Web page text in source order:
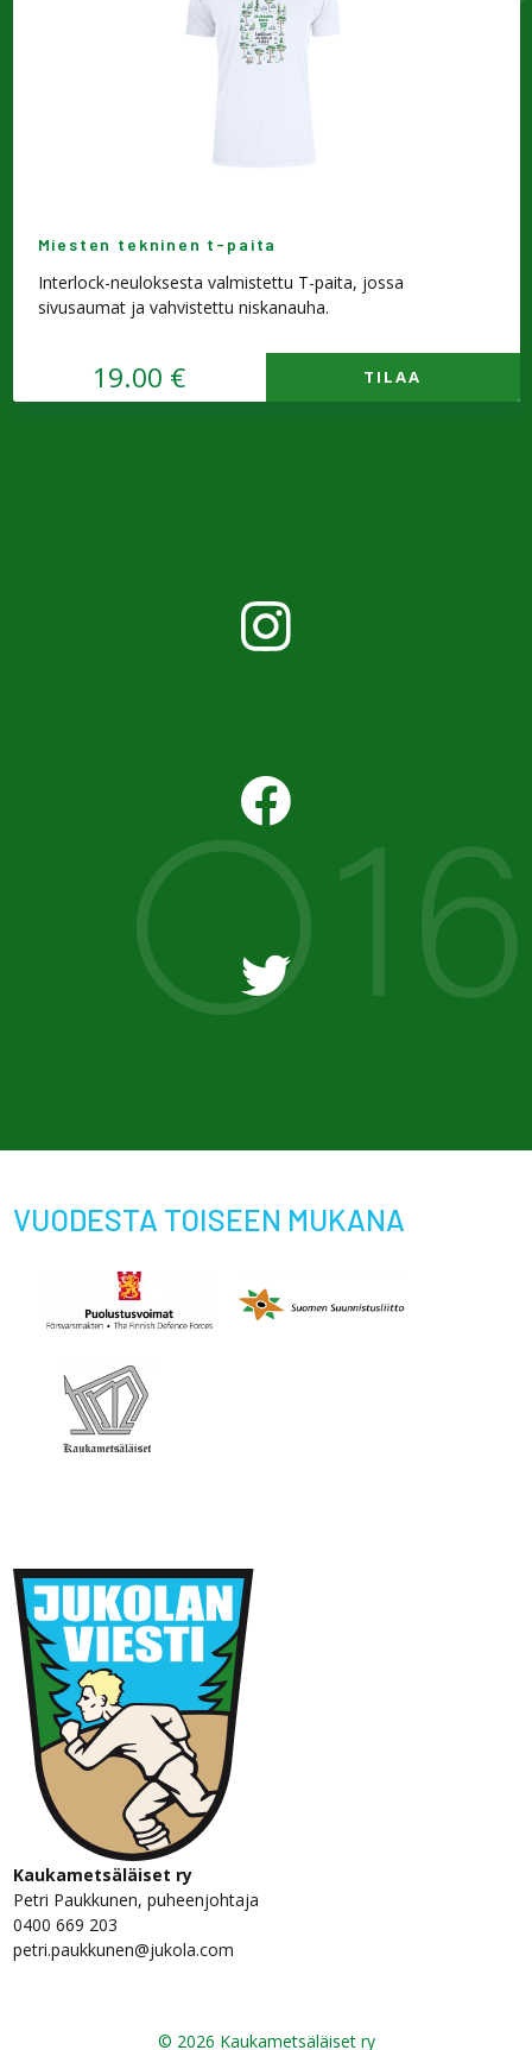
Miesten tekninen t-paita
Interlock-neuloksesta valmistettu T-paita, jossa
sivusaumat ja vahvistettu niskanauha.
19.00 € TILAA
VUODESTA TOISEEN MUKANA
Kaukametsäläiset ry
Petri Paukkunen, puheenjohtaja
0400 669 203
petri.paukkunen@jukola.com
© 2026 Kaukametsäläiset ry